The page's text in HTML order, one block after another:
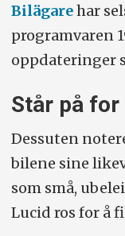
Bilägarehar
programvaren
oppdateringer
Står på
Dessuten
bilene sine
som små,
Lucid ros for å